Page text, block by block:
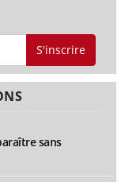
S'inscrire
sans